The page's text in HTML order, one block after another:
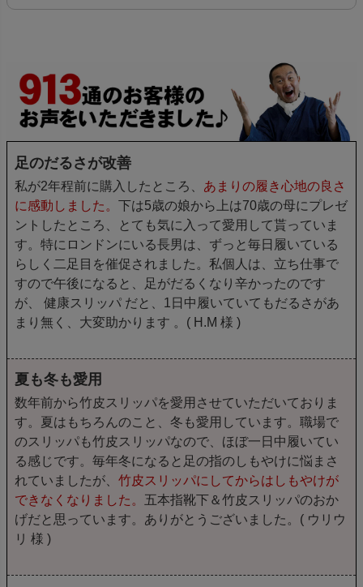
足のだるさが改善
私が2年程前に購入したところ、 あまりの履き心地の良さ
に感動しました。下は5歳の娘から上は70歳の母にプレゼ
ントしたところ、とても気に入って愛用して貰っていま
す。特にロンドンにいる長男は、ずっと毎日履いている
らしく二足目を催促されました。私個人は、立ち仕事で
すので午後になると、足がだるくなり辛かったのです
が、 健康スリッパ だと、1日中履いていてもだるさがあ
まり無く、大変助かります 。( H.M 様 )
夏も冬も愛用
数年前から竹皮スリッパを愛用させていただいておりま
す。夏はもちろんのこと、冬も愛用しています。職場で
のスリッパも竹皮スリッパなので、ほぼ一日中履いてい
る感じです。毎年冬になると足の指のしもやけに悩まさ
れていましたが、竹皮スリッパにしてからはしもやけが
できなくなりました。 五本指靴下＆竹皮スリッパのおか
げだと思っています。ありがとうございました。( ウリウ
リ 様 )